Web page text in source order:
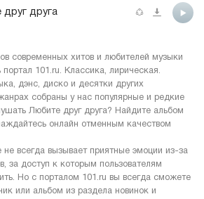
друга
современных хитов и любителей музыки
101.ru. Классика, лирическая.
дэнс, диско и десятки других
собраны у нас популярные и редкие
Любите друг друга? Найдите альбом
онлайн отменным качеством
всегда вызывает приятные эмоции из-за
за доступ к которым пользователям
Но с порталом 101.ru вы всегда сможете
или альбом из раздела новинок и